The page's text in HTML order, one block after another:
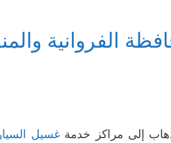
الفروانية
إلى مراكز خدمةغسيل